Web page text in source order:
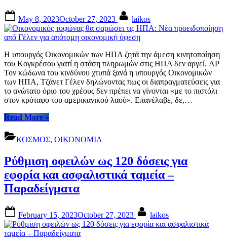
αν
–
θα
ξανά”
on
May 8, 2023October 27, 2023 laikos
Η υπουργός Οικονομικών των ΗΠΑ ζητά την άμεση κινητοποίηση
του Κογκρέσου γιατί η στάση πληρωμών στις ΗΠΑ δεν αργεί. AP
Τον κώδωνα του κινδύνου χτυπά ξανά η υπουργός Οικονομικών
των ΗΠΑ, Τζάνετ Γέλεν δηλώνοντας πως οι διαπραγματεύσεις για
το ανώτατο όριο του χρέους δεν πρέπει να γίνονται «με το πιστόλι
στον κρόταφο του αμερικανικού λαού». Επανέλαβε, δε,…
Read More“Οικονομικός
θα
σαρώσει
ΗΠΑ:
Νέα
προειδοποίηση
από
απότομη
οικονομική
ύφεση”
»
ΚΟΣΜΟΣ, ΟΙΚΟΝΟΜΙΑ
Ρύθμιση οφειλών ως 120 δόσεις για
εφορία και ασφαλιστικά ταμεία –
Παραδείγματα
on
February 15, 2023October 27, 2023 laikos